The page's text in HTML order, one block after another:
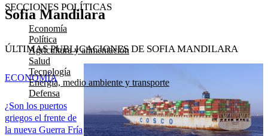
SECCIONES POLÍTICAS
Economía
Política
Agricultura y alimentación
Salud
Tecnología
Energía, medio ambiente y transporte
Defensa
Sofia Mandilara
ÚLTIMAS PUBLICACIONES DE SOFIA MANDILARA
¿Son los puertos
griegos el frente de
la nueva Guerra Fría
ECONOMÍA